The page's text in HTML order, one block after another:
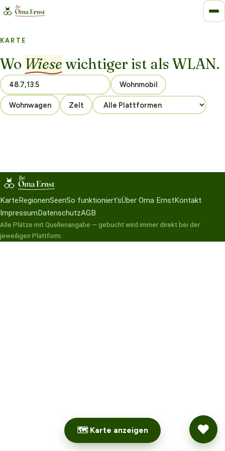
KARTE
Wo Wiesewichtiger ist als WLAN.
Wohnmobil
Wohnwagen Zelt
🗺 Karte anzeigen
Karte RegionenSeenSo funktioniert'sÜber Oma Ernst Kontakt
Impressum DatenschutzAGB
Alle Plätze mit Quellenangabe — gebucht wird immer direkt bei der
jeweiligen Plattform.